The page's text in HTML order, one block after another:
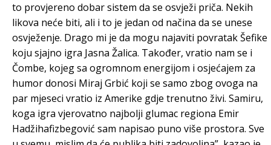
to provjereno dobar sistem da se osvježi priča. Nekih
likova neće biti, ali i to je jedan od načina da se unese
osvježenje. Drago mi je da mogu najaviti povratak Šefike
koju sjajno igra Jasna Žalica. Također, vratio nam se i
Čombe, kojeg sa ogromnom energijom i osjećajem za
humor donosi Miraj Grbić koji se samo zbog ovoga na
par mjeseci vratio iz Amerike gdje trenutno živi. Samiru,
koga igra vjerovatno najbolji glumac regiona Emir
Hadžihafizbegović sam napisao puno više prostora. Sve